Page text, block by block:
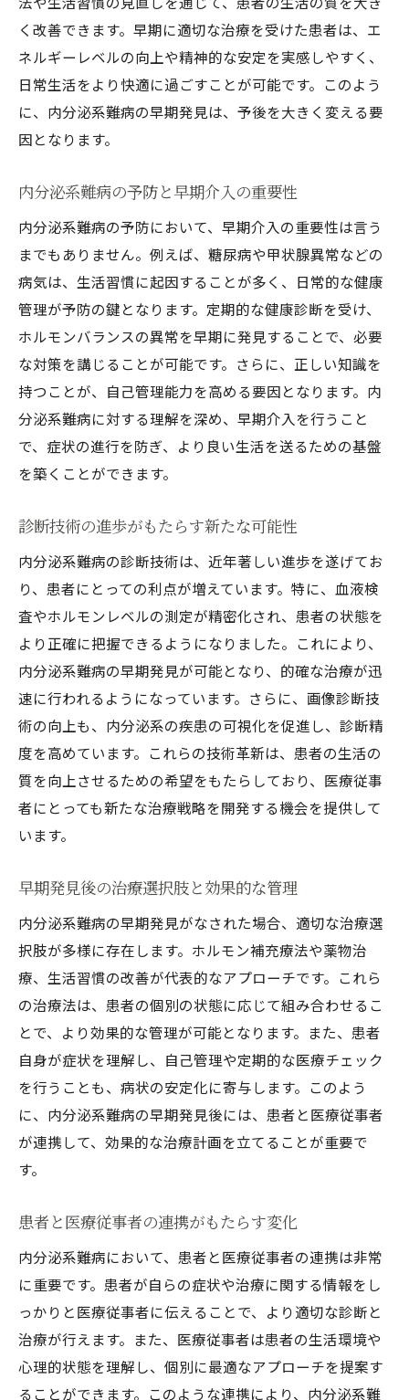
く改善できます。早期に適切な治療を受けた患者は、エ
ネルギーレベルの向上や精神的な安定を実感しやすく、
日常生活をより快適に過ごすことが可能です。このよう
に、内分泌系難病の早期発見は、予後を大きく変える要
因となります。
内分泌系難病の予防と早期介入の重要性
内分泌系難病の予防において、早期介入の重要性は言う
までもありません。例えば、糖尿病や甲状腺異常などの
病気は、生活習慣に起因することが多く、日常的な健康
管理が予防の鍵となります。定期的な健康診断を受け、
ホルモンバランスの異常を早期に発見することで、必要
な対策を講じることが可能です。さらに、正しい知識を
持つことが、自己管理能力を高める要因となります。内
分泌系難病に対する理解を深め、早期介入を行うこと
で、症状の進行を防ぎ、より良い生活を送るための基盤
を築くことができます。
診断技術の進歩がもたらす新たな可能性
内分泌系難病の診断技術は、近年著しい進歩を遂げてお
り、患者にとっての利点が増えています。特に、血液検
査やホルモンレベルの測定が精密化され、患者の状態を
より正確に把握できるようになりました。これにより、
内分泌系難病の早期発見が可能となり、的確な治療が迅
速に行われるようになっています。さらに、画像診断技
術の向上も、内分泌系の疾患の可視化を促進し、診断精
度を高めています。これらの技術革新は、患者の生活の
質を向上させるための希望をもたらしており、医療従事
者にとっても新たな治療戦略を開発する機会を提供して
います。
早期発見後の治療選択肢と効果的な管理
内分泌系難病の早期発見がなされた場合、適切な治療選
択肢が多様に存在します。ホルモン補充療法や薬物治
療、生活習慣の改善が代表的なアプローチです。これら
の治療法は、患者の個別の状態に応じて組み合わせるこ
とで、より効果的な管理が可能となります。また、患者
自身が症状を理解し、自己管理や定期的な医療チェック
を行うことも、病状の安定化に寄与します。このよう
に、内分泌系難病の早期発見後には、患者と医療従事者
が連携して、効果的な治療計画を立てることが重要で
す。
患者と医療従事者の連携がもたらす変化
内分泌系難病において、患者と医療従事者の連携は非常
に重要です。患者が自らの症状や治療に関する情報をし
っかりと医療従事者に伝えることで、より適切な診断と
治療が行えます。また、医療従事者は患者の生活環境や
心理的状態を理解し、個別に最適なアプローチを提案す
ることができます。このような連携により、内分泌系難